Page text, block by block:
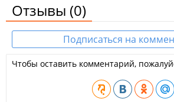
Отзывы (0)
Подписаться на
Чтобы оставить комментарий,